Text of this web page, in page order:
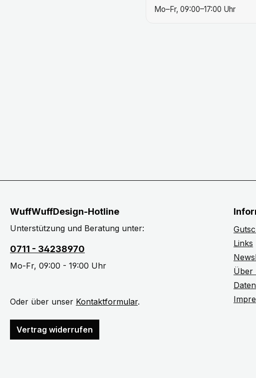
Mo–Fr, 09:00–17:00 Uhr
WuffWuffDesign-Hotline
Unterstützung und Beratung unter:
0711 - 34238970
Mo-Fr, 09:00 - 19:00 Uhr
Oder über unser Kontaktformular.
Vertrag widerrufen
Links
Über